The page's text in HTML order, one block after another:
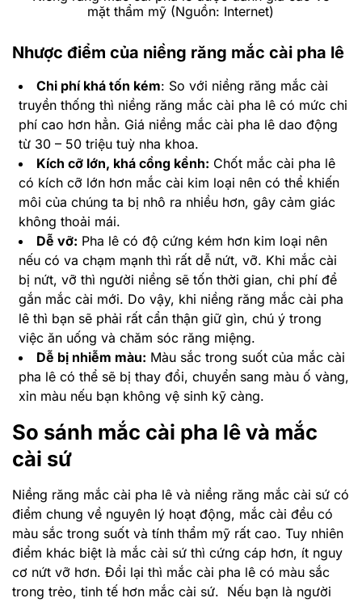
mặt thẩm mỹ (Nguồn: Internet)
Nhược điểm của niềng răng mắc cài pha lê
Chi phí khá tốn kém: So với niềng răng mắc cài
truyền thống thì niềng răng mắc cài pha lê có mức chi
phí cao hơn hẳn. Giá niềng mắc cài pha lê dao động
từ 30 – 50 triệu tuỳ nha khoa.
Kích cỡ lớn, khá cồng kềnh: Chốt mắc cài pha lê
có kích cỡ lớn hơn mắc cài kim loại nên có thể khiến
môi của chúng ta bị nhô ra nhiều hơn, gây cảm giác
không thoải mái.
Dễ vỡ: Pha lê có độ cứng kém hơn kim loại nên
nếu có va chạm mạnh thì rất dễ nứt, vỡ. Khi mắc cài
bị nứt, vỡ thì người niềng sẽ tốn thời gian, chi phí để
gắn mắc cài mới. Do vậy, khi niềng răng mắc cài pha
lê thì bạn sẽ phải rất cẩn thận giữ gìn, chú ý trong
việc ăn uống và chăm sóc răng miệng.
Dễ bị nhiễm màu: Màu sắc trong suốt của mắc cài
pha lê có thể sẽ bị thay đổi, chuyển sang màu ố vàng,
xỉn màu nếu bạn không vệ sinh kỹ càng.
So sánh mắc cài pha lê và mắc
cài sứ
Niềng răng mắc cài pha lê và niềng răng mắc cài sứ có
điểm chung về nguyên lý hoạt động, mắc cài đều có
màu sắc trong suốt và tính thẩm mỹ rất cao. Tuy nhiên
điểm khác biệt là mắc cài sứ thì cứng cáp hơn, ít nguy
cơ nứt vỡ hơn. Đổi lại thì mắc cài pha lê có màu sắc
trong trẻo, tinh tế hơn mắc cài sứ. Nếu bạn là người